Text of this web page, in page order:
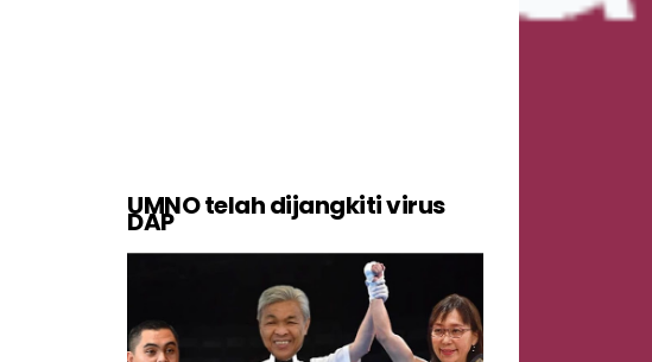
UMNO telah dijangkiti virus
DAP